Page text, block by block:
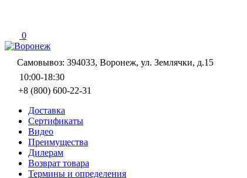
0
Самовывоз: 394033, Воронеж, ул. Землячки, д.15
10:00-18:30
+8 (800) 600-22-31
Доставка
Сертификаты
Видео
Преимущества
Дилерам
Возврат товара
Термины и определения